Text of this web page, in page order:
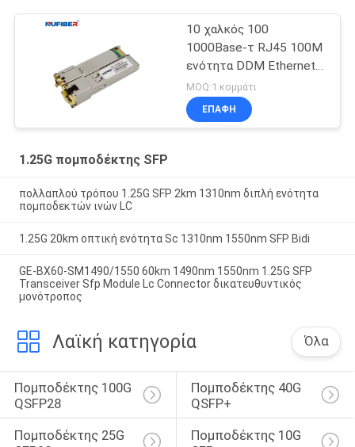
10 χαλκός 100
1000Base-τ RJ45 100M
ενότητα DDM Ethernet
SFP
MOQ:1 κομμάτι
ΕΠΑΦΉ
1.25G πομποδέκτης SFP
πολλαπλού τρόπου 1.25G SFP 2km 1310nm διπλή ενότητα
πομποδεκτών ινών LC
1.25G 20km οπτική ενότητα Sc 1310nm 1550nm SFP Bidi
GE-BX60-SM1490/1550 60km 1490nm 1550nm 1.25G SFP
Transceiver Sfp Module Lc Connector δικατευθυντικός
μονότροπος
Λαϊκή κατηγορία Όλα
Πομποδέκτης 100G
QSFP28
Πομποδέκτης 40G
QSFP+
Πομποδέκτης 25G
Πομποδέκτης 10G